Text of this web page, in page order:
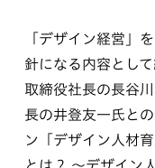
「デザイン経営」
針になる内容とし
取締役社長の長谷
長の井登友一氏と
ン「デザイン人材